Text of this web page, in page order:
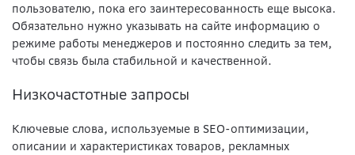
пользователю, пока его заинтересованность еще высока.
Обязательно нужно указывать на сайте информацию о
режиме работы менеджеров и постоянно следить за тем,
чтобы связь была стабильной и качественной.
Низкочастотные запросы
Ключевые слова, используемые в SEO-оптимизации,
описании и характеристиках товаров, рекламных